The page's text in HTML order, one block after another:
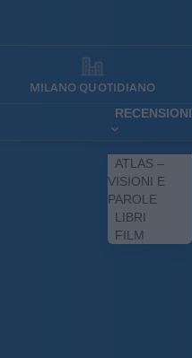
MILANO QUOTIDIANO
RECENSIONI
ATLAS –
VISIONI E
PAROLE
LIBRI
FILM